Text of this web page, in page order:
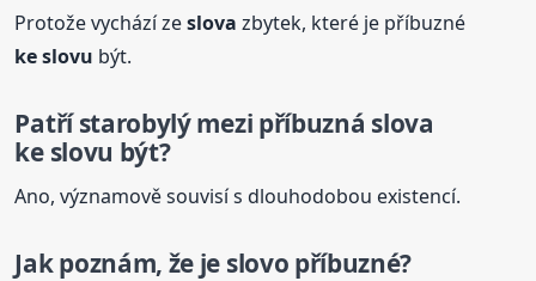
Protože vychází zeslova zbytek, které je příbuzné
ke slovu být.
Patří starobylý mezi příbuzná slova
ke slovu být?
Ano, významově souvisí s dlouhodobou existencí.
Jak poznám, že je slovo příbuzné?